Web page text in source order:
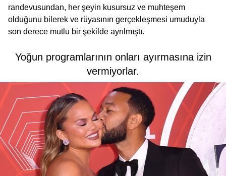
randevusundan, her şeyin kusursuz ve muhteşem
olduğunu bilerek ve rüyasının gerçekleşmesi umuduyla
son derece mutlu bir şekilde ayrılmıştı.
Yoğun programlarının onları ayırmasına izin
vermiyorlar.